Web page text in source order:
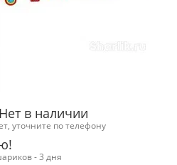
в наличии
уточните по телефону
- 3 дня